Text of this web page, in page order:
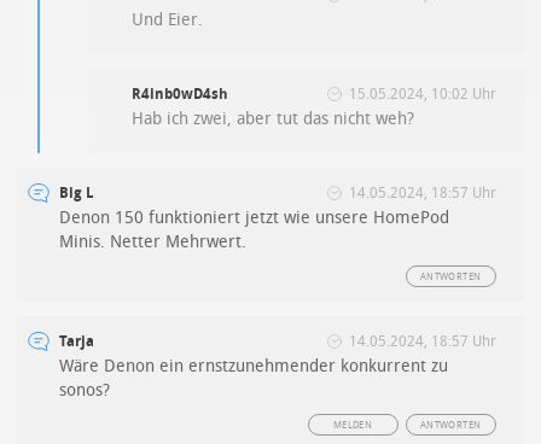
Und Eier.
R4inb0wD4sh 15.05.2024, 10:02 Uhr
Hab ich zwei, aber tut das nicht weh?
Big L 14.05.2024, 18:57 Uhr
Denon 150 funktioniert jetzt wie unsere HomePod
Minis. Netter Mehrwert.
ANTWORTEN
Tarja 14.05.2024, 18:57 Uhr
Wäre Denon ein ernstzunehmender konkurrent zu
sonos?
ANTWORTEN
MELDEN